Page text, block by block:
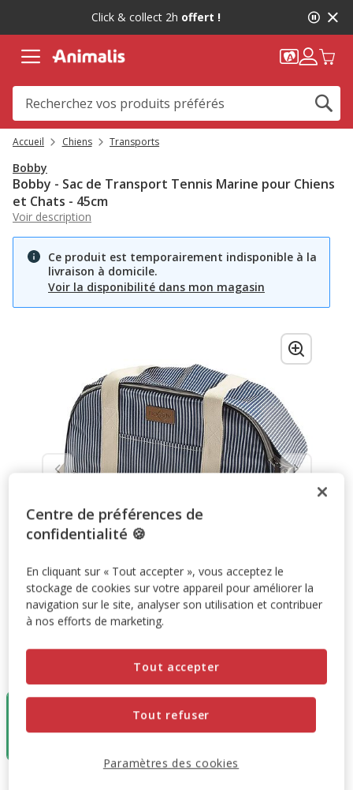
message,
Click & collect 2h offert !
Accueil Chiens Transports
Bobby
Bobby - Sac de Transport Tennis Marine pour Chiens
et Chats - 45cm
Voir description
Ce produit est temporairement indisponible à la
livraison à domicile.
Voir la disponibilité dans mon magasin
47.51€
Centre de préférences de
confidentialité 🍪
En cliquant sur « Tout accepter », vous acceptez le
stockage de cookies sur votre appareil pour améliorer la
navigation sur le site, analyser son utilisation et contribuer
à nos efforts de marketing.
Tout refuser
Tout accepter
Paramètres des cookies